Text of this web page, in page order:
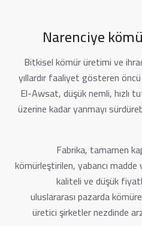
Narenciye
Bitkisel kömür üretimi ve
yıllardır faaliyet gösteren
El-Awsat, düşük nemli, hızlı
üzerine kadar yanmayı
Fabrika, tamamen
kömürleştirilen, yabancı madde
kaliteli ve düşük
uluslararası pazarda
üretici şirketler nezdinde